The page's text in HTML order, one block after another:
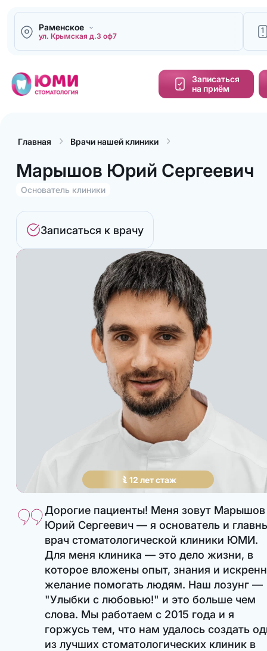
Раменское
ул. Крымская д.3 оф7
1
Записаться
на приём
Главная Врачи нашей клиники
Марышов Юрий Сергеевич
Основатель клиники
Записаться к врачу
12 летстаж
Дорогие пациенты! Меня зовут Марышов
Юрий Сергеевич — я основатель и
врач стоматологической клиники ЮМИ.
Для меня клиника — это дело жизни, в
которое вложены опыт, знания и
желание помогать людям. Наш лозунг —
"Улыбки с любовью!" и это больше чем
слова. Мы работаем с 2015 года и я
горжусь тем, что нам удалось создать
из лучших стоматологических клиник в